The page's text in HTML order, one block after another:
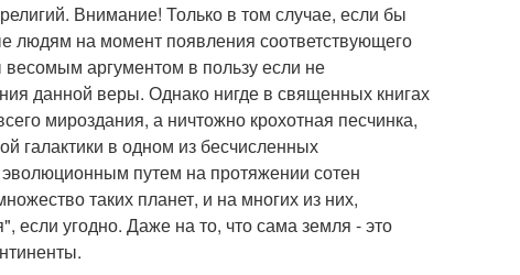
Внимание! Только в том случае, если бы
людям на момент появления соответствующего
аргументом в пользу если не
данной веры. Однако нигде в священных книгах
мироздания, а ничтожно крохотная песчинка,
галактики в одном из бесчисленных
эволюционным путем на протяжении сотен
таких планет, и на многих из них,
если угодно. Даже на то, что сама земля - это